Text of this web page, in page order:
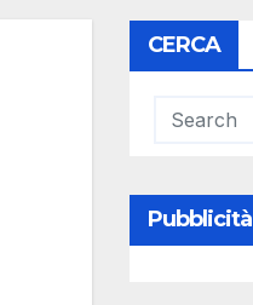
CERCA
Pubblicità